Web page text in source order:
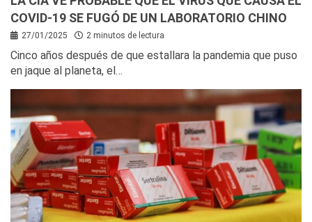
COVID-19 SE FUGÓ DE UN LABORATORIO CHINO
27/01/2025 2 minutos de lectura
Cinco años después de que estallara la pandemia que puso
en jaque al planeta, el…